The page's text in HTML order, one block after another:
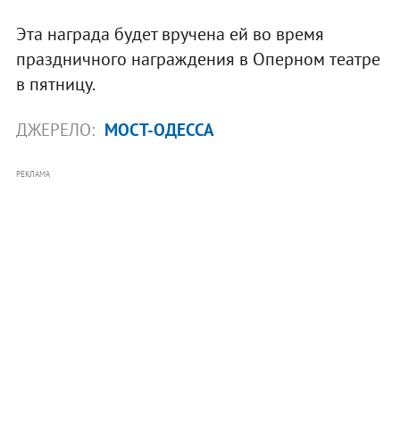
Эта награда будет вручена ей во время
праздничного награждения в Оперном театре
в пятницу.
ДЖЕРЕЛО: МОСТ-ОДЕССА
РЕКЛАМА